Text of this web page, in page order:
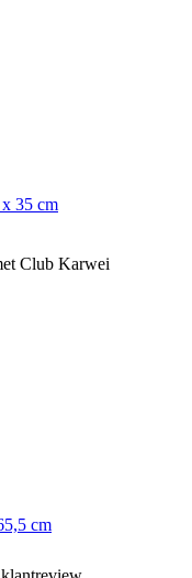
35 cm
Club Karwei
cm